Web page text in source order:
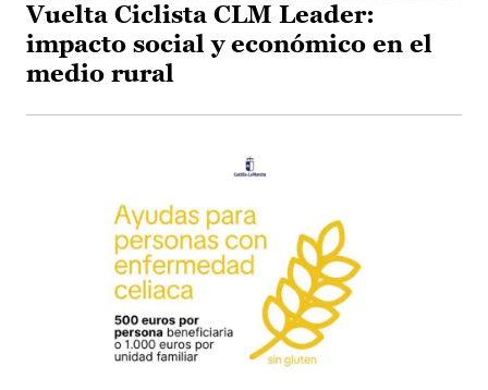
Vuelta Ciclista CLM Leader:
impacto social y económico en el
medio rural